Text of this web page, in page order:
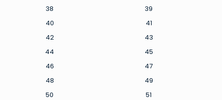
38
39
40
41
42
43
44
45
46
47
48
49
50
51